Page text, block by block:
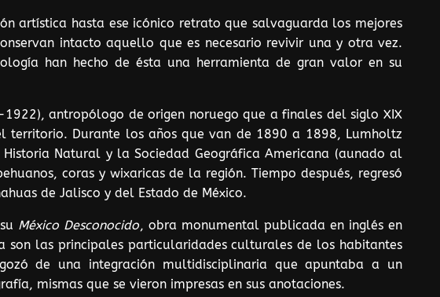
artística hasta ese icónico retrato que salvaguarda los mejores
intacto aquello que es necesario revivir una y otra vez.
han hecho de ésta una herramienta de gran valor en su
antropólogo de origen noruego que a finales del siglo XIX
territorio. Durante los años que van de 1890 a 1898, Lumholtz
Natural y la Sociedad Geográfica Americana (aunado al
coras y wixaricas de la región. Tiempo después, regresó
de Jalisco y del Estado de México.
México Desconocido, obra monumental publicada en inglés en
las principales particularidades culturales de los habitantes
de una integración multidisciplinaria que apuntaba a un
mismas que se vieron impresas en sus anotaciones.